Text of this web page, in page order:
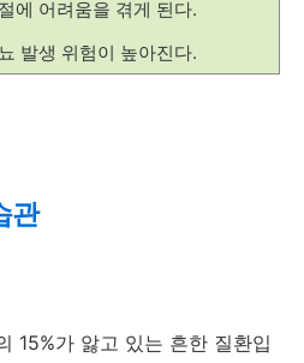
에 어려움을 겪게 된다.
발생 위험이 높아진다.
관
15%가 앓고 있는 흔한 질환입